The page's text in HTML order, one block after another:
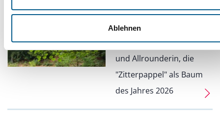
Ablehnen
Gemeinsame Pflanzung
einer
Anpassungskünstlerin
und Allrounderin, die
"Zitterpappel" als Baum
des Jahres 2026